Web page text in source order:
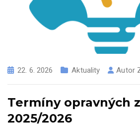
22. 6. 2026 Aktuality Autor
Termíny opravných
2025/2026